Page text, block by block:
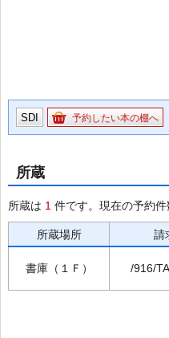
SDI 予約したい本の棚へ
所蔵
所蔵は 1 件です。現在の予約件
所蔵場所 請
書庫（１Ｆ） /916/